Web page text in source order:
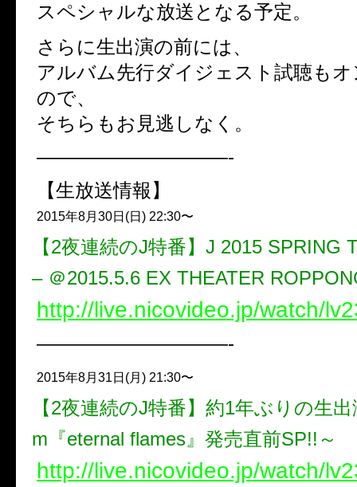
スペシャルな放送となる予定。
さらに生出演の前には、
アルバム先行ダイジェスト試聴も
ので、
そちらもお見逃しなく。
——————————-
【生放送情報】
2015年8月30日(日) 22:30〜
【2夜連続のJ特番】J 2015 SPRING
– ＠2015.5.6 EX THEATER
http://live.nicovideo.jp/watch/
——————————-
2015年8月31日(月) 21:30〜
【2夜連続のJ特番】約1年ぶりの生
m『eternal flames』発売直前SP!!～
http://live.nicovideo.jp/watch/